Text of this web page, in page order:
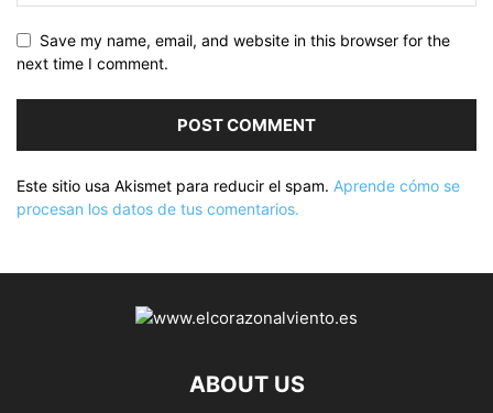
Save my name, email, and website in this browser for the
next time I comment.
Este sitio usa Akismet para reducir el spam. Aprende cómo se
procesan los datos de tus comentarios.
ABOUT US